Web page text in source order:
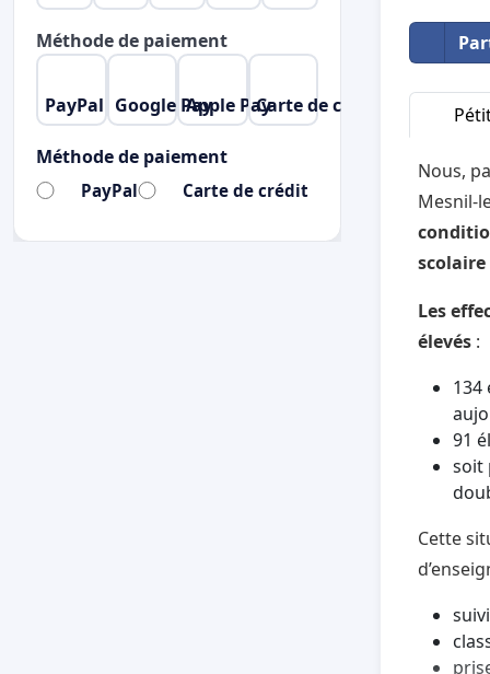
Nous,
Mesnil-
scolaire
Les
élevés :
134
91
soit
Cette
Méthode de paiement
PayPal Google PayApple PayCarte de crédit
Méthode de paiement
PayPal Carte de crédit